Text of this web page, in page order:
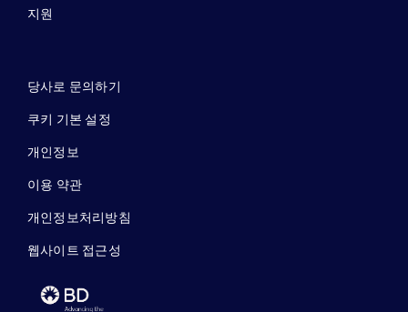
지원
당사로 문의하기
쿠키 기본 설정
개인정보
이용 약관
개인정보처리방침
웹사이트 접근성